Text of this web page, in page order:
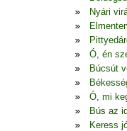
Nyári
Ó, én
Búcsút
Ó, mi
Bús az
Keress